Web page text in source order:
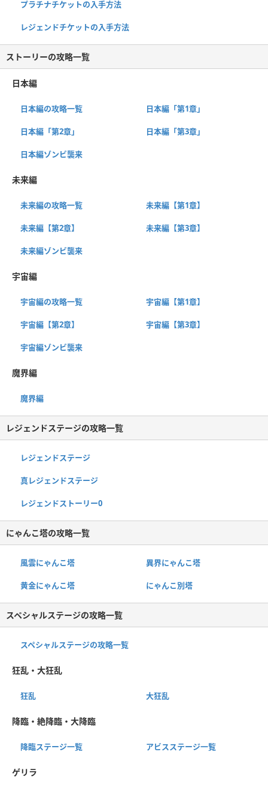
プラチナチケットの入手方法
レジェンドチケットの入手方法
ストーリーの攻略一覧
日本編
日本編の攻略一覧 日本編「第1章」
日本編「第2章」 日本編「第3章」
日本編ゾンビ襲来
未来編
未来編の攻略一覧 未来編【第1章】
未来編【第2章】 未来編【第3章】
未来編ゾンビ襲来
宇宙編
宇宙編の攻略一覧 宇宙編【第1章】
宇宙編【第2章】 宇宙編【第3章】
宇宙編ゾンビ襲来
魔界編
魔界編
レジェンドステージの攻略一覧
レジェンドステージ
真レジェンドステージ
レジェンドストーリー0
にゃんこ塔の攻略一覧
風雲にゃんこ塔 異界にゃんこ塔
黄金にゃんこ塔 にゃんこ別塔
スペシャルステージの攻略一覧
スペシャルステージの攻略一覧
狂乱・大狂乱
狂乱 大狂乱
降臨・絶降臨・大降臨
降臨ステージ一覧 アビスステージ一覧
ゲリラ